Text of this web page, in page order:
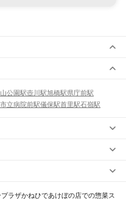
公園駅壺川駅旭橋駅県庁前駅
市立病院前駅儀保駅首里駅石嶺駅
プラザかねひであけぼの店での惣菜ス